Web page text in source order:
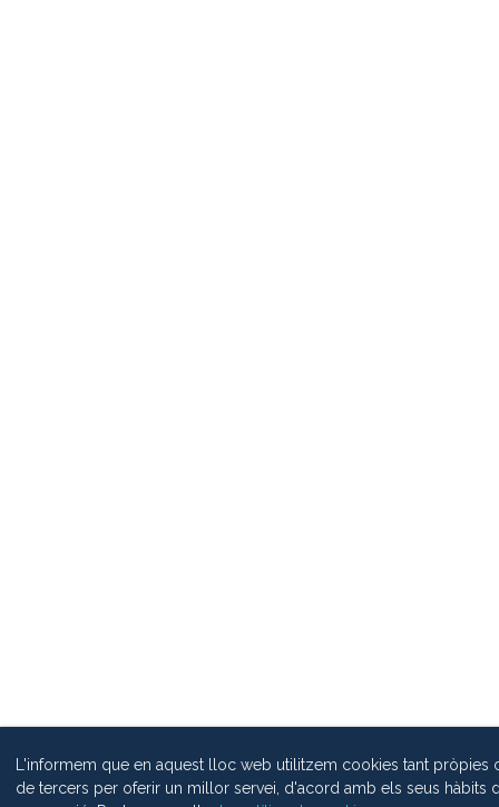
L'informem que en aquest lloc web utilitzem cookies tant pròpies
de tercers per oferir un millor servei, d'acord amb els seus hàbits